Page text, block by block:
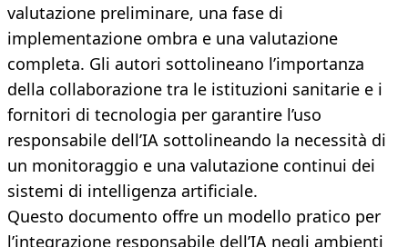
valutazione preliminare, una fase di
implementazione ombra e una valutazione
completa. Gli autori sottolineano l’importanza
della collaborazione tra le istituzioni sanitarie e i
fornitori di tecnologia per garantire l’uso
responsabile dell’IA sottolineando la necessità di
un monitoraggio e una valutazione continui dei
sistemi di intelligenza artificiale.
Questo documento offre un modello pratico per
l’integrazione responsabile dell’IA negli ambienti